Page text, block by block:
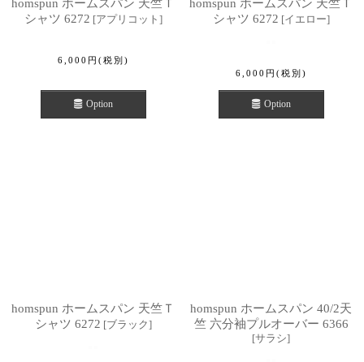
homspun ホームスパン 天竺Ｔ
シャツ 6272 [アプリコット ]
6,000 円 (税別)
Option
homspun ホームスパン 天竺Ｔ
シャツ 6272 [イエロー]
6,000 円 (税別)
Option
homspun ホームスパン 天竺Ｔ
シャツ 6272 [ブラック]
homspun ホームスパン 40/2天
竺 六分袖プルオーバー 6366
[サラシ]